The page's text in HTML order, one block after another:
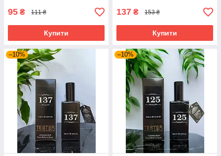
95 ₴ 111 ₴
Купити
137 ₴ 153 ₴
Купити
–10% –10%